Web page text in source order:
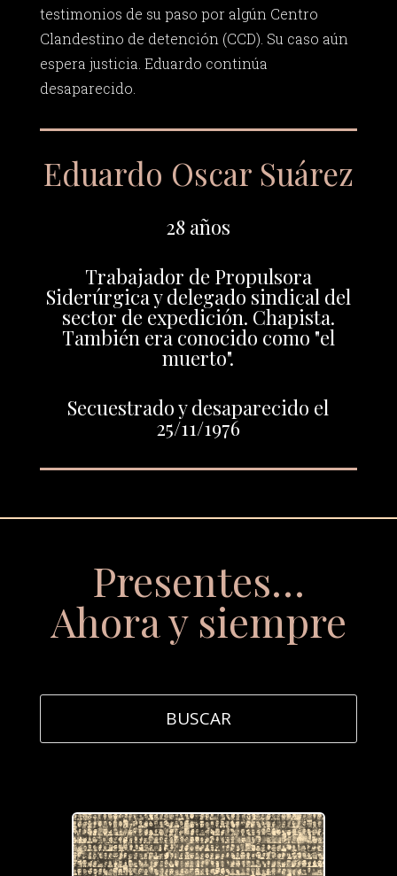
testimonios de su paso por algún Centro
Clandestino de detención (CCD). Su caso aún
espera justicia. Eduardo continúa
desaparecido.
Eduardo Oscar Suárez
28 años
Trabajador de Propulsora
Siderúrgica y delegado sindical del
sector de expedición. Chapista.
También era conocido como "el
muerto".
Secuestrado y desaparecido el
25/11/1976
Presentes…
Ahora y siempre